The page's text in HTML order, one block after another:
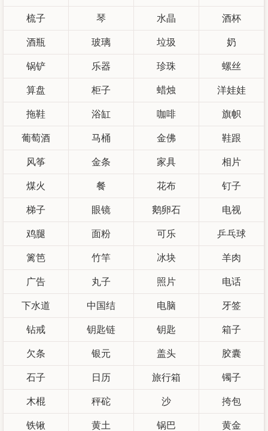
梳子 琴 水晶 酒杯
酒瓶 玻璃 垃圾 奶
锅铲 乐器 珍珠 螺丝
算盘 柜子 蜡烛 洋娃娃
拖鞋 浴缸 咖啡 旗帜
葡萄酒 马桶 金佛 鞋跟
风筝 金条 家具 相片
煤火 餐 花布 钉子
梯子 眼镜 鹅卵石 电视
鸡腿 面粉 可乐 乒乓球
篱笆 竹竿 冰块 羊肉
广告 丸子 照片 电话
下水道 中国结 电脑 牙签
钻戒 钥匙链 钥匙 箱子
欠条 银元 盖头 胶囊
石子 日历 旅行箱 镯子
木棍 秤砣 沙 挎包
铁锹 黄土 锅巴 黄金